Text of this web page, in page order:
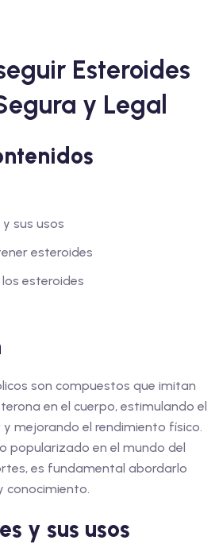
Esteroides
y Legal
sus usos
esteroides
esteroides
son compuestos que imitan
en el cuerpo, estimulando el
mejorando el rendimiento físico.
popularizado en el mundo del
es fundamental abordarlo
conocimiento.
y sus usos